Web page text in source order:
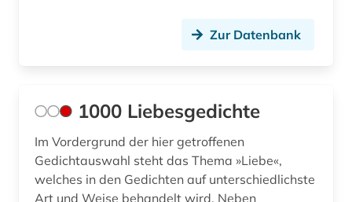
biographie (16)
birgitta suecica (1)
bisexualität (1)
Zur Datenbank
1000 Liebesgedichte
Im Vordergrund der hier getroffenen
Gedichtauswahl steht das Thema »Liebe«,
welches in den Gedichten auf unterschiedlichste
Art und Weise behandelt wird. Neben